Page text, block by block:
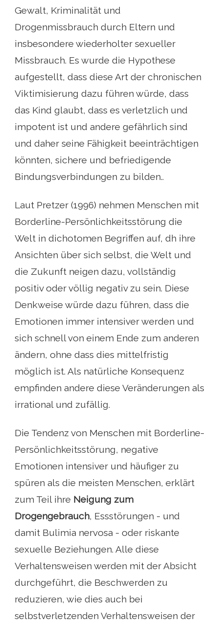
Gewalt, Kriminalität und
Drogenmissbrauch durch Eltern und
insbesondere wiederholter sexueller
Missbrauch. Es wurde die Hypothese
aufgestellt, dass diese Art der chronischen
Viktimisierung dazu führen würde, dass
das Kind glaubt, dass es verletzlich und
impotent ist und andere gefährlich sind
und daher seine Fähigkeit beeinträchtigen
könnten, sichere und befriedigende
Bindungsverbindungen zu bilden..
Laut Pretzer (1996) nehmen Menschen mit
Borderline-Persönlichkeitsstörung die
Welt in dichotomen Begriffen auf, dh ihre
Ansichten über sich selbst, die Welt und
die Zukunft neigen dazu, vollständig
positiv oder völlig negativ zu sein. Diese
Denkweise würde dazu führen, dass die
Emotionen immer intensiver werden und
sich schnell von einem Ende zum anderen
ändern, ohne dass dies mittelfristig
möglich ist. Als natürliche Konsequenz
empfinden andere diese Veränderungen als
irrational und zufällig.
Die Tendenz von Menschen mit Borderline-
Persönlichkeitsstörung, negative
Emotionen intensiver und häufiger zu
spüren als die meisten Menschen, erklärt
zum Teil ihre Neigung zum
Drogengebrauch, Essstörungen - und
damit Bulimia nervosa - oder riskante
sexuelle Beziehungen. Alle diese
Verhaltensweisen werden mit der Absicht
durchgeführt, die Beschwerden zu
reduzieren, wie dies auch bei
selbstverletzenden Verhaltensweisen der